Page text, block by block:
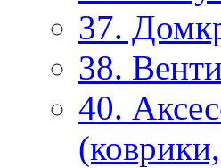
37.
38.
40.